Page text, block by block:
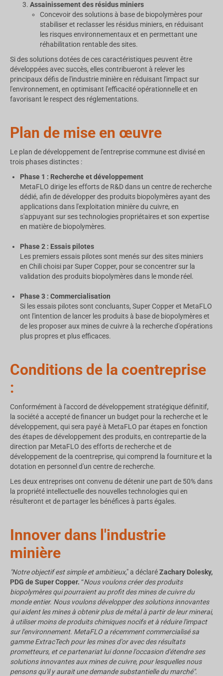
Assainissement des résidus miniers
Concevoir des solutions à base de biopolymères pour
stabiliser et reclasser les résidus miniers, en réduisant
les risques environnementaux et en permettant une
réhabilitation rentable des sites.
Si des solutions dotées de ces caractéristiques peuvent être
développées avec succès, elles contribueront à relever les
principaux défis de l'industrie minière en réduisant l'impact sur
l'environnement, en optimisant l'efficacité opérationnelle et en
favorisant le respect des réglementations.
Plan de mise en œuvre
Le plan de développement de l'entreprise commune est divisé en
trois phases distinctes :
Phase 1 : Recherche et développement
MetaFLO dirige les efforts de R&D dans un centre de recherche
dédié, afin de développer des produits biopolymères ayant des
applications dans l'exploitation minière du cuivre, en
s'appuyant sur ses technologies propriétaires et son expertise
en matière de biopolymères.
Phase 2 : Essais pilotes
Les premiers essais pilotes sont menés sur des sites miniers
en Chilichoisi par Super Copper, pour se concentrer sur la
validation des produits biopolymères dans le monde réel.
Phase 3 : Commercialisation
Si les essais pilotes sont concluants, Super Copper et MetaFLO
ont l'intention de lancer les produits à base de biopolymères et
de les proposer aux mines de cuivre à la recherche d'opérations
plus propres et plus efficaces.
Conditions de la coentreprise
:
Conformément à l'accord de développement stratégique définitif,
la société a accepté de financer un budget pour la recherche et le
développement, qui sera payé à MetaFLO par étapes en fonction
des étapes de développement des produits, en contrepartie de la
direction par MetaFLO des efforts de recherche et de
développement de la coentreprise, qui comprend la fourniture et la
dotation en personnel d'un centre de recherche.
Les deux entreprises ont convenu de détenir une part de 50% dans
la propriété intellectuelle des nouvelles technologies qui en
résulteront et de partager les bénéfices à parts égales.
Innover dans l'industrie
minière
"Notre objectif est simple et ambitieux," a déclaréZachary Dolesky,
PDG de Super Copper. “Nous voulons créer des produits
biopolymères qui pourraientau profit des mines de cuivre du
monde entier. Nous voulons développer des solutions innovantes
qui aident les mines à obtenir plus de métal à partir de leur minerai,
à utiliser moins de produits chimiques nocifs et à réduire l'impact
sur l'environnement. MetaFLO a récemment commercialisé sa
gamme ExtracTech pour les mines d'or avec des résultats
prometteurs, et ce partenariat lui donne l'occasion d'étendre ses
solutions innovantes aux mines de cuivre, pour lesquelles nous
pensons qu'il y aurait une demande substantielle du marché".